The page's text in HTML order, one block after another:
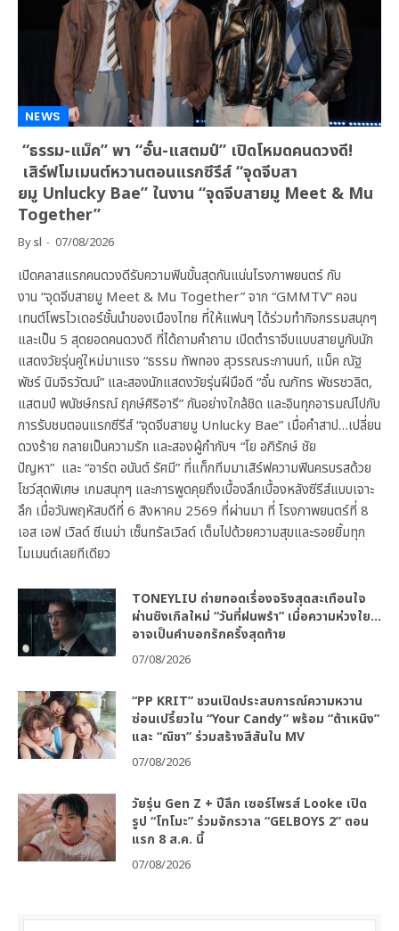
NEWS
“ธรรม-แม็ค” พา “อั๋น-แสตมป์” เปิดโหมดคนดวงดี!
เสิร์ฟโมเมนต์หวานตอนแรกซีรีส์ “จุดจีบสา
ยมู Unlucky Bae” ในงาน “จุดจีบสายมู Meet & Mu
Together”
Bysl 07/08/2026
เปิดคลาสแรกคนดวงดีรับความฟินขั้นสุดกันแน่นโรงภาพยนตร์ กับ
งาน “จุดจีบสายมู Meet & Mu Together” จาก “GMMTV” คอน
เทนต์โพรไวเดอร์ชั้นนำของเมืองไทย ที่ให้แฟนๆ ได้ร่วมทำกิจกรรมสนุกๆ
และเป็น 5 สุดยอดคนดวงดี ที่ได้ถามคำถาม เปิดตำราจีบแบบสายมูกับนัก
แสดงวัยรุ่นคู่ใหม่มาแรง “ธรรม ทัพทอง สุวรรณระกานนท์, แม็ค ณัฐ
พัชร์ นิมจิรวัฒน์” และสองนักแสดงวัยรุ่นฝีมือดี “อั๋น ณภัทร พัชรชวลิต,
แสตมป์ พนัชษ์กรณ์ ฤกษ์ศิริอารี” กันอย่างใกล้ชิด และอินทุกอารมณ์ไปกับ
การรับชมตอนแรกซีรีส์ “จุดจีบสายมู Unlucky Bae” เมื่อคำสาป…เปลี่ยน
ดวงร้าย กลายเป็นความรัก และสองผู้กำกับฯ “โย อภิรักษ์ ชัย
ปัญหา” และ “อาร์ต อนันต์ รัศมี” ที่แท็กทีมมาเสิร์ฟความฟินครบรสด้วย
โชว์สุดพิเศษ เกมสนุกๆ และการพูดคุยถึงเบื้องลึกเบื้องหลังซีรีส์แบบเจาะ
ลึก เมื่อวันพฤหัสบดีที่ 6 สิงหาคม 2569 ที่ผ่านมา ที่ โรงภาพยนตร์ที่ 8
เอส เอฟ เวิลด์ ซีเนม่า เซ็นทรัลเวิลด์ เต็มไปด้วยความสุขและรอยยิ้มทุก
โมเมนต์เลยทีเดียว
TONEYLIU ถ่ายทอดเรื่องจริงสุดสะเทือนใจ
ผ่านซิงเกิลใหม่ “วันที่ฝนพรำ” เมื่อความห่วงใย…
อาจเป็นคำบอกรักครั้งสุดท้าย
07/08/2026
“PP KRIT” ชวนเปิดประสบการณ์ความหวาน
ซ่อนเปรี้ยวใน “Your Candy” พร้อม “ต้าเหนิง”
และ “ณิชา” ร่วมสร้างสีสันใน MV
07/08/2026
วัยรุ่น Gen Z + ปีลึก เซอร์ไพรส์ Looke เปิด
รูป “โทโมะ” ร่วมจักรวาล “GELBOYS 2” ตอน
แรก 8 ส.ค. นี้
07/08/2026